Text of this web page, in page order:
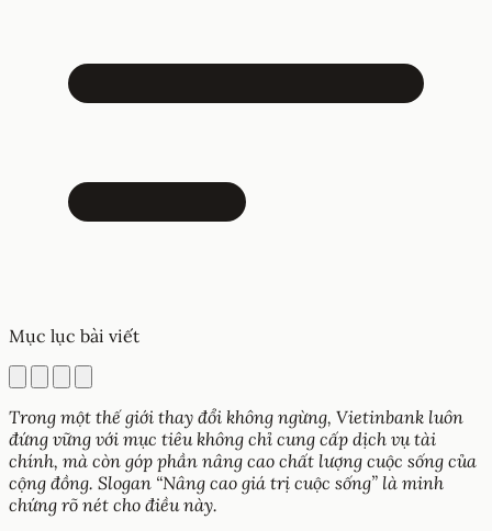
Mục lục bài viết
Trong một thế giới thay đổi không ngừng, Vietinbank luôn
đứng vững với mục tiêu không chỉ cung cấp dịch vụ tài
chính, mà còn góp phần nâng cao chất lượng cuộc sống của
cộng đồng. Slogan “Nâng cao giá trị cuộc sống” là minh
chứng rõ nét cho điều này.